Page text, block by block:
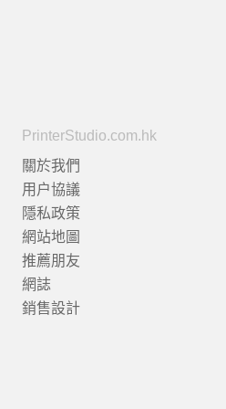
PrinterStudio.com.hk
關於我們
用户協議
隱私政策
網站地圖
推薦朋友
網誌
銷售設計